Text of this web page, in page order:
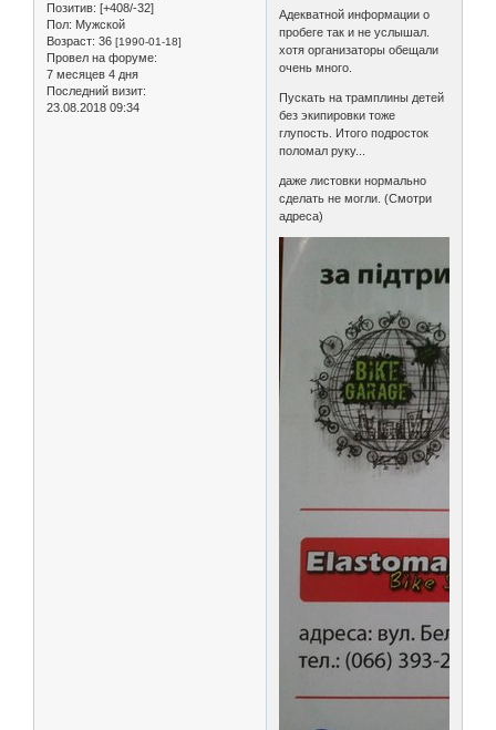
Позитив: [+408/-32]
Пол: Мужской
Возраст: 36 [1990-01-18]
Провел на форуме:
7 месяцев 4 дня
Последний визит:
23.08.2018 09:34
Адекватной информации о
пробеге так и не услышал.
хотя организаторы обещали
очень много.
Пускать на трамплины детей
без экипировки тоже
глупость. Итого подросток
поломал руку...
даже листовки нормально
сделать не могли. (Смотри
адреса)